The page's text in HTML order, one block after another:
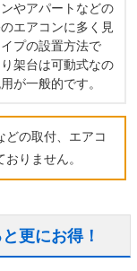
やアパートなどの
エアコンに多く見
プの設置方法で
架台は可動式なの
が一般的です。
どの取付、エアコ
りません。
更にお得！